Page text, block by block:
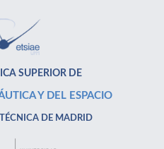
SUPERIOR DE
Y DEL ESPACIO
DE MADRID